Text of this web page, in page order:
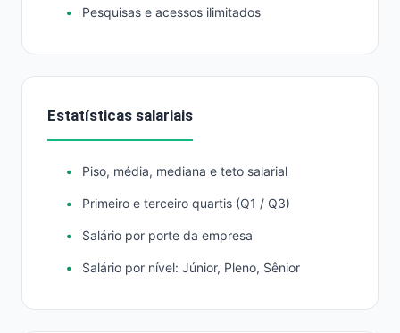
Pesquisas e acessos ilimitados
Estatísticas salariais
Piso, média, mediana e teto salarial
Primeiro e terceiro quartis (Q1 / Q3)
Salário por porte da empresa
Salário por nível: Júnior, Pleno, Sênior